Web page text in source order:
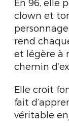
En 96, elle
clown et
rend
et légère à
chemin
Elle croit
fait
véritable